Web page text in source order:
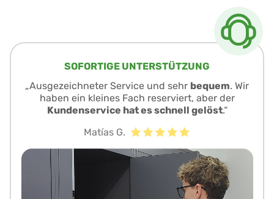
SOFORTIGE UNTERSTÜTZUNG
„Ausgezeichneter Service und sehr bequem. Wir
haben ein kleines Fach reserviert, aber der
Kundenservice hat es schnell gelöst.“
Matías G.